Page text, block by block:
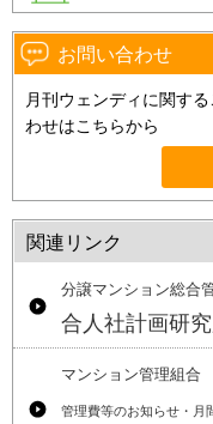
お問い合わせ
月刊ウェンディに関す
わせはこちらから
関連リンク
分譲マンション総合
合人社計画研
マンション管理組合
管理費等のお知らせ・月